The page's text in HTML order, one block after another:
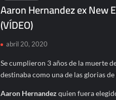
Aaron Hernandez ex New
(VÍDEO)
abril 20, 2020
Se cumplieron 3 años de la muerte
destinaba como una de las glorias de
Aaron Hernandez quien fuera